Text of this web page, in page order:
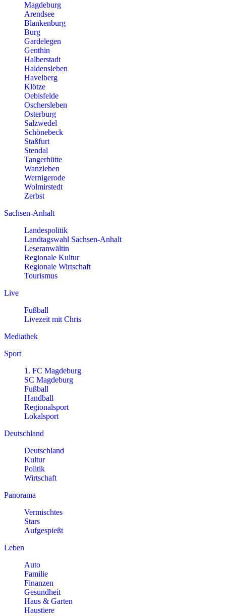
Magdeburg
Arendsee
Blankenburg
Burg
Gardelegen
Genthin
Halberstadt
Haldensleben
Havelberg
Klötze
Oebisfelde
Oschersleben
Osterburg
Salzwedel
Schönebeck
Staßfurt
Stendal
Tangerhütte
Wanzleben
Wernigerode
Wolmirstedt
Zerbst
Sachsen-Anhalt
Landespolitik
Landtagswahl Sachsen-Anhalt
Leseranwältin
Regionale Kultur
Regionale Wirtschaft
Tourismus
Live
Fußball
Livezeit mit Chris
Mediathek
Sport
1. FC Magdeburg
SC Magdeburg
Fußball
Handball
Regionalsport
Lokalsport
Deutschland
Deutschland
Kultur
Politik
Wirtschaft
Panorama
Vermischtes
Stars
Aufgespießt
Leben
Auto
Familie
Finanzen
Gesundheit
Haus & Garten
Haustiere